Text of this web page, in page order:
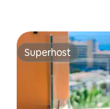
Superhost
Superhost